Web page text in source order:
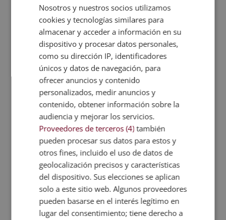
de las necesidades especiales a personas
dependientes.
Metodología
Certificación
Temario
Valoraciones (2)
FAQs
TITULACIONES
Nosotros y nuestros socios utilizamos
cookies y tecnologías similares para
almacenar y acceder a información en su
dispositivo y procesar datos personales,
como su dirección IP, identificadores
únicos y datos de navegación, para
ofrecer anuncios y contenido
personalizados, medir anuncios y
contenido, obtener información sobre la
audiencia y mejorar los servicios.
Proveedores de terceros (4) también
pueden procesar sus datos para estos y
otros fines, incluido el uso de datos de
geolocalización precisos y características
del dispositivo. Sus elecciones se aplican
solo a este sitio web. Algunos proveedores
pueden basarse en el interés legítimo en
lugar del consentimiento; tiene derecho a